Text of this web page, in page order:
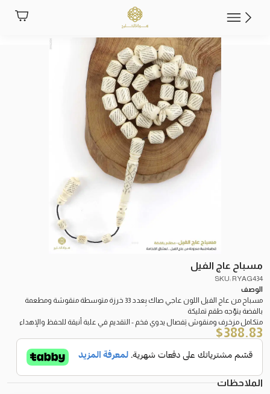
مسباح عاج الفيل
SKU: RYAG434
الوصف
مسباح من عاج الفيل اللون عاجي صاك بِعدد 33 خرزة متوسطة منقوشة ومطعمة
بالفضة يتوّجه طقم تمليكة
متكامل مزخرف ومنقوش تِفصال يدوي فخم - التقديم في علبة أنيقة للحفظ والإهداء
388.83
$
الملاحظات